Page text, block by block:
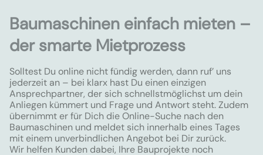
Baumaschinen einfach mieten –
der smarte Mietprozess
Solltest Du online nicht fündig werden, dann ruf’ uns
jederzeit an – bei klarx hast Du einen einzigen
Ansprechpartner, der sich schnellstmöglichst um dein
Anliegen kümmert und Frage und Antwort steht. Zudem
übernimmt er für Dich die Online-Suche nach den
Baumaschinen und meldet sich innerhalb eines Tages
mit einem unverbindlichen Angebot bei Dir zurück.
Wir helfen Kunden dabei, Ihre Bauprojekte noch